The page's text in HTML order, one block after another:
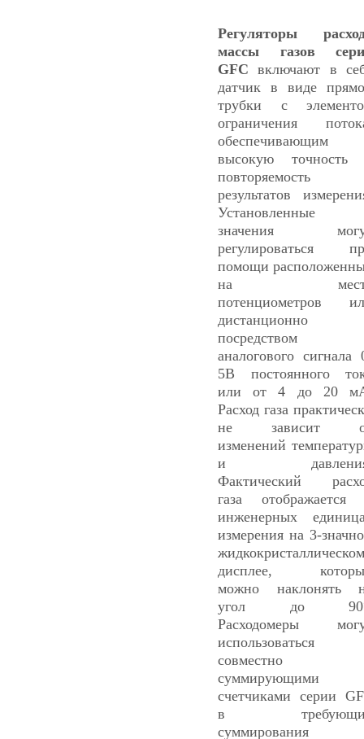
Регуляторы
массы газов
GFC включают в
датчик в виде
трубки с
ограничения
обеспечивающим
высокую точность
повторяемость
результатов
Установленные
значения
регулироваться
помощи
на
потенциометров
дистанционно
посредством
аналогового сигнала
5В постоянного
или от 4 до 20
Расход газа
не зависит
изменений
и
Фактический
газа отображается
инженерных
измерения на 3-
жидкокристаллическом
дисплее,
можно наклонять
угол до
Расходомеры
использоваться
совместно
суммирующими
счетчиками серии
в
суммирования